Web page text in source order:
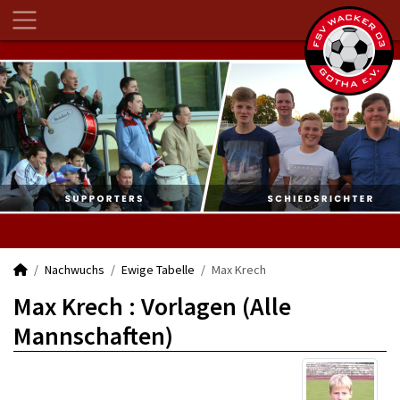
Nachwuchs Ewige Tabelle Max Krech
Max Krech : Vorlagen (Alle
Mannschaften)